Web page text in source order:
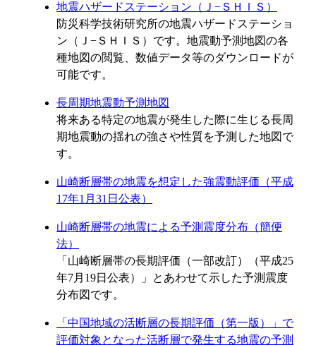
地震ハザードステーション（Ｊ−ＳＨＩＳ）
防災科学技術研究所の地震ハザードステーショ
ン（Ｊ−ＳＨＩＳ）です。地震動予測地図の各
種地図の閲覧、数値データ等のダウンロードが
可能です。
長周期地震動予測地図
将来ある特定の地震が発生した際に生じる長周
期地震動の揺れの強さや性質を予測した地図で
す。
山崎断層帯の地震を想定した強震動評価（平成
17年1月31日公表）
山崎断層帯の地震による予測震度分布（簡便
法）
「山崎断層帯の長期評価（一部改訂）（平成25
年7月19日公表）」とあわせて示した予測震度
分布図です。
「中国地域の活断層の長期評価（第一版）」で
評価対象となった活断層で発生する地震の予測